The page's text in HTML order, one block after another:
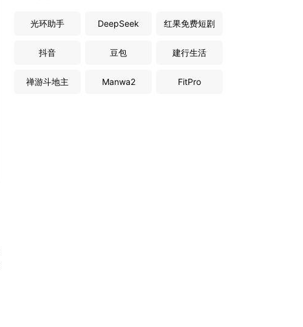
光环助手 DeepSeek 红果免费短剧
抖音 豆包 建行生活
禅游斗地主 Manwa2 FitPro